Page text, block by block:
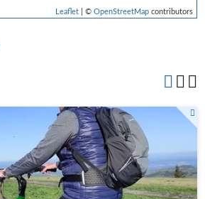
Leaflet| © OpenStreetMapcontributors